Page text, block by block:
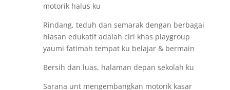
motorik halus ku
Rindang, teduh dan semarak dengan berbagai
hiasan edukatif adalah ciri khas playgroup
yaumi fatimah tempat ku belajar & bermain
Bersih dan luas, halaman depan sekolah ku
Sarana unt mengembangkan motorik kasar